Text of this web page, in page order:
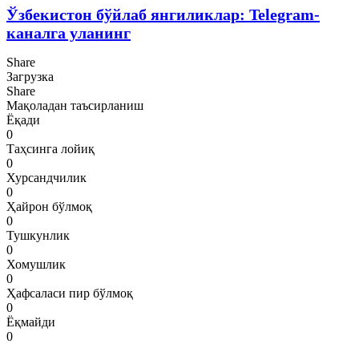
Ўзбекистон бўйлаб янгиликлар: Telegram-
каналга уланинг
Share
Загрузка
Share
Мақоладан таъсирланиш
Ёқади
0
Таҳсинга лойиқ
0
Хурсандчилик
0
Ҳайрон бўлмоқ
0
Тушкунлик
0
Хомушлик
0
Ҳафсаласи пир бўлмоқ
0
Ёқмайди
0